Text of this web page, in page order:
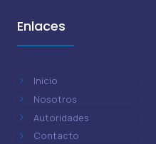
Enlaces
Inicio
Nosotros
Autoridades
Contacto